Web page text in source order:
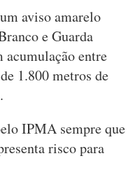
aviso amarelo
e Guarda
acumulação entre
1.800 metros de
IPMA sempre que
risco para